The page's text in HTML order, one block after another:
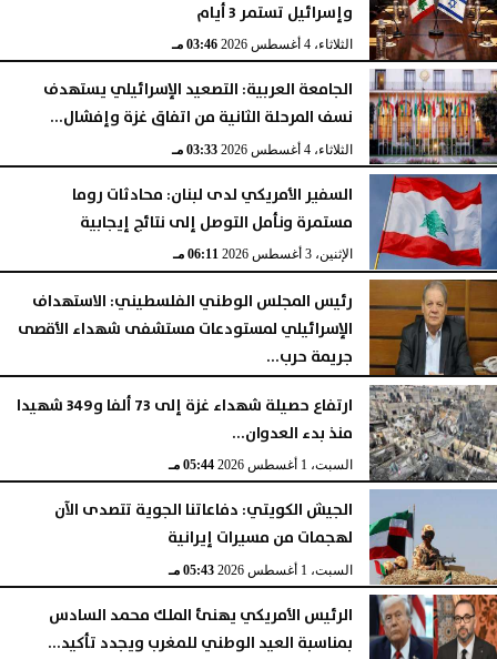
وإسرائيل تستمر 3 أيام
الثلاثاء، 4 أغسطس 2026 03:46 مـ
الجامعة العربية: التصعيد الإسرائيلي يستهدف
نسف المرحلة الثانية من اتفاق غزة وإفشال...
الثلاثاء، 4 أغسطس 2026 03:33 مـ
السفير الأمريكي لدى لبنان: محادثات روما
مستمرة ونأمل التوصل إلى نتائج إيجابية
الإثنين، 3 أغسطس 2026 06:11 مـ
رئيس المجلس الوطني الفلسطيني: الاستهداف
الإسرائيلي لمستودعات مستشفى شهداء الأقصى
جريمة حرب...
السبت، 1 أغسطس 2026
ارتفاع حصيلة شهداء غزة إلى 73 ألفا و349 شهيدا
منذ بدء العدوان...
السبت، 1 أغسطس 2026 05:44 مـ
الجيش الكويتي: دفاعاتنا الجوية تتصدى الآن
لهجمات من مسيرات إيرانية
السبت، 1 أغسطس 2026 05:43 مـ
الرئيس الأمريكي يهنئ الملك محمد السادس
بمناسبة العيد الوطني للمغرب ويجدد تأكيد...